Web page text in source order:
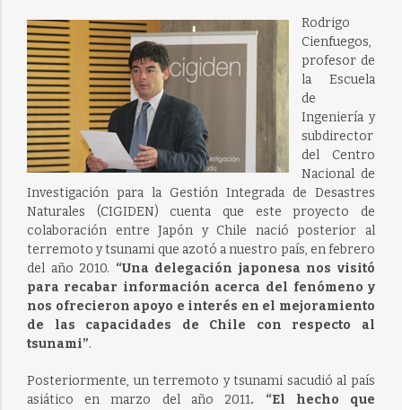
Rodrigo
Cienfuegos,
profesor de
la Escuela
de
Ingeniería y
subdirector
del Centro
Nacional de
Investigación para la Gestión Integrada de Desastres
Naturales (CIGIDEN) cuenta que este proyecto de
colaboración entre Japón y Chile nació posterior al
terremoto y tsunami que azotó a nuestro país, en febrero
del año 2010. “Una delegación japonesa nos visitó
para recabar información acerca del fenómeno y
nos ofrecieron apoyo e interés en el mejoramiento
de las capacidades de Chile con respecto al
tsunami”.
Posteriormente, un terremoto y tsunami sacudió al país
asiático en marzo del año 2011. “El hecho que